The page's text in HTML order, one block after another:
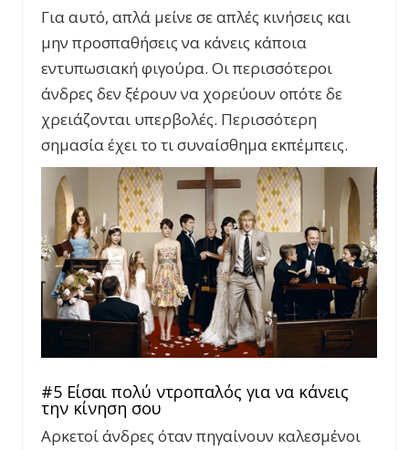
Για αυτό, απλά μείνε σε απλές κινήσεις και
μην προσπαθήσεις να κάνεις κάποια
εντυπωσιακή φιγούρα. Οι περισσότεροι
άνδρες δεν ξέρουν να χορεύουν οπότε δε
χρειάζονται υπερβολές. Περισσότερη
σημασία έχει το τι συναίσθημα εκπέμπεις.
#5 Είσαι πολύ ντροπαλός για να κάνεις
την κίνηση σου
Αρκετοί άνδρες όταν πηγαίνουν καλεσμένοι